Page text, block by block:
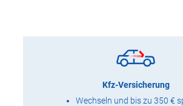
Kfz-Versicherung
Wechseln und bis zu 350 €